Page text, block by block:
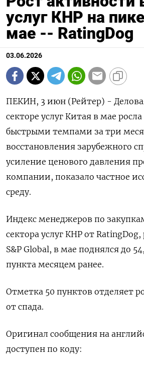
услуг КНР на
мае -- RatingDog
03.06.2026
ПЕКИН, 3 июн (Рейтер) -
секторе услуг ‌Китая в мае
быстрыми ​темпами ​за ​три
‌восстановления зарубежного
усиление ценового давления
‌компании, показало частное
среду.
Индекс менеджеров ‌по
сектора услуг КНР ​от
‌S&P Global, в ​мае поднялся до
пункта месяцем ранее.
Отметка 50 пунктов отделяет
от спада.
Оригинал сообщения ‌на
доступен по коду: